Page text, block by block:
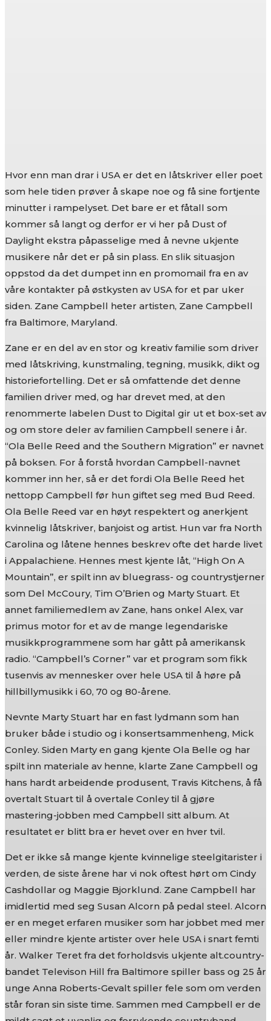
Hvor enn man drar i USA er det en låtskriver eller poet
som hele tiden prøver å skape noe og få sine fortjente
minutter i rampelyset. Det bare er et fåtall som
kommer så langt og derfor er vi her på Dust of
Daylight ekstra påpasselige med å nevne ukjente
musikere når det er på sin plass. En slik situasjon
oppstod da det dumpet inn en promomail fra en av
våre kontakter på østkysten av USA for et par uker
siden. Zane Campbell heter artisten, Zane Campbell
fra Baltimore, Maryland.
Zane er en del av en stor og kreativ familie som driver
med låtskriving, kunstmaling, tegning, musikk, dikt og
historiefortelling. Det er så omfattende det denne
familien driver med, og har drevet med, at den
renommerte labelen Dust to Digital gir ut et box-set av
og om store deler av familien Campbell senere i år.
“Ola Belle Reed and the Southern Migration” er navnet
på boksen. For å forstå hvordan Campbell-navnet
kommer inn her, så er det fordi Ola Belle Reed het
nettopp Campbell før hun giftet seg med Bud Reed.
Ola Belle Reed var en høyt respektert og anerkjent
kvinnelig låtskriver, banjoist og artist. Hun var fra North
Carolina og låtene hennes beskrev ofte det harde livet
i Appalachiene. Hennes mest kjente låt, “High On A
Mountain”, er spilt inn av bluegrass- og countrystjerner
som Del McCoury, Tim O’Brien og Marty Stuart. Et
annet familiemedlem av Zane, hans onkel Alex, var
primus motor for et av de mange legendariske
musikkprogrammene som har gått på amerikansk
radio. “Campbell’s Corner” var et program som fikk
tusenvis av mennesker over hele USA til å høre på
hillbillymusikk i 60, 70 og 80-årene.
Nevnte Marty Stuart har en fast lydmann som han
bruker både i studio og i konsertsammenheng, Mick
Conley. Siden Marty en gang kjente Ola Belle og har
spilt inn materiale av henne, klarte Zane Campbell og
hans hardt arbeidende produsent, Travis Kitchens, å få
overtalt Stuart til å overtale Conley til å gjøre
mastering-jobben med Campbell sitt album. At
resultatet er blitt bra er hevet over en hver tvil.
Det er ikke så mange kjente kvinnelige steelgitarister i
verden, de siste årene har vi nok oftest hørt om Cindy
Cashdollar og Maggie Bjorklund. Zane Campbell har
imidlertid med seg Susan Alcorn på pedal steel. Alcorn
er en meget erfaren musiker som har jobbet med mer
eller mindre kjente artister over hele USA i snart femti
år. Walker Teret fra det forholdsvis ukjente alt.country-
bandet Televison Hill fra Baltimore spiller bass og 25 år
unge Anna Roberts-Gevalt spiller fele som om verden
står foran sin siste time. Sammen med Campbell er de